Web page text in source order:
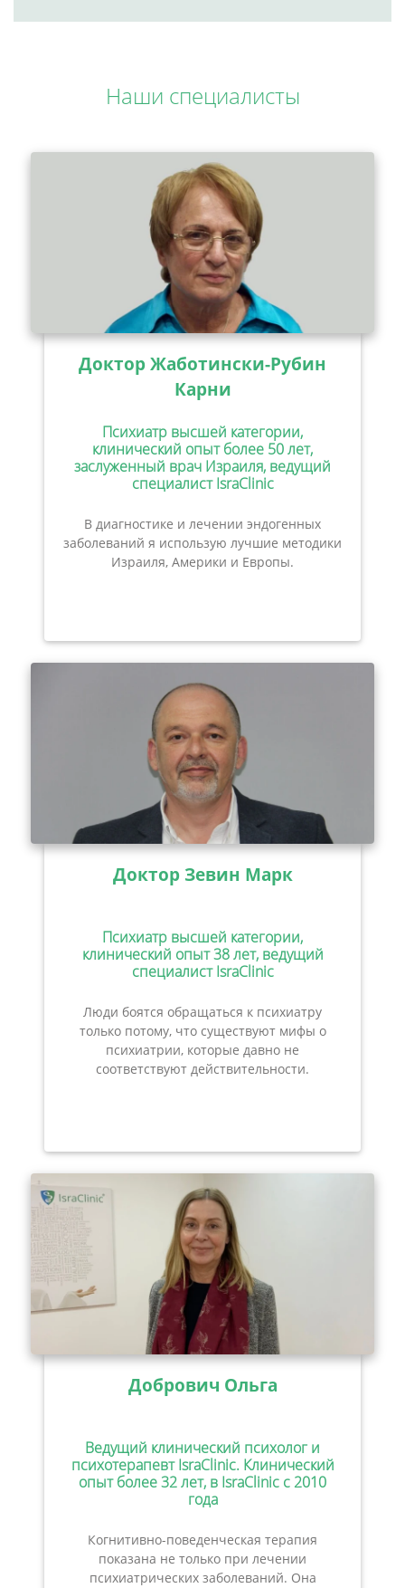
Наши специалисты
Доктор Жаботински-Рубин
Карни
Психиатр высшей категории,
клинический опыт более 50 лет,
заслуженный врач Израиля, ведущий
специалист IsraClinic
В диагностике и лечении эндогенных
заболеваний я использую лучшие методики
Израиля, Америки и Европы.
Доктор Зевин Марк
Психиатр высшей категории,
клинический опыт 38 лет, ведущий
специалист IsraClinic
Люди боятся обращаться к психиатру
только потому, что существуют мифы о
психиатрии, которые давно не
соответствуют действительности.
Добрович Ольга
Ведущий клинический психолог и
психотерапевт IsraClinic. Клинический
опыт более 32 лет, в IsraClinic с 2010
года
Когнитивно-поведенческая терапия
показана не только при лечении
психиатрических заболеваний. Она